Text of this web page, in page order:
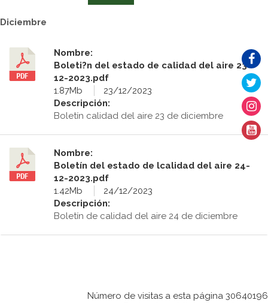
Diciembre
Nombre:
Boleti?n del estado de calidad del aire 23-
12-2023.pdf
1.87Mb
23/12/2023
Descripción:
Boletín calidad del aire 23 de diciembre
Nombre:
Boletín del estado de lcalidad del aire 24-
12-2023.pdf
1.42Mb
24/12/2023
Descripción:
Boletín de calidad del aire 24 de diciembre
Número de visitas a esta página 30640196